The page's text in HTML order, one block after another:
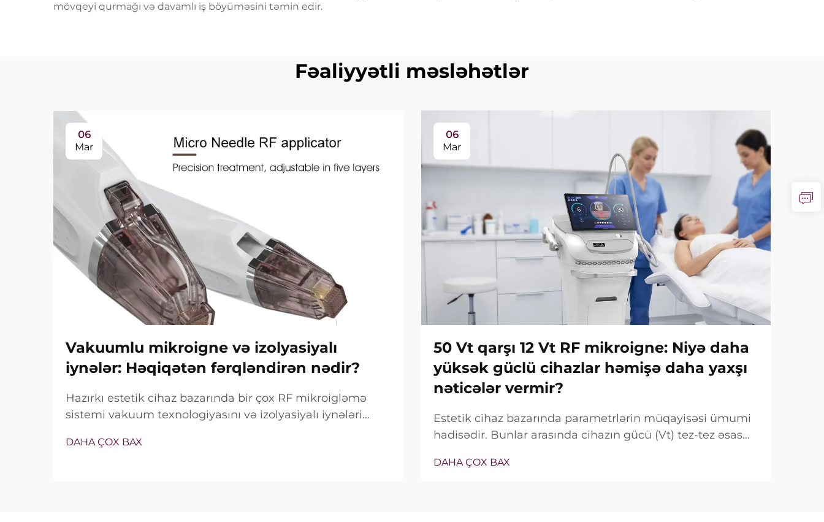
mövqeyi qurmağı və davamlı iş böyüməsini təmin edir.
Fəaliyyətli məsləhətlər
06
Mar
Vakuumlu mikroigne və izolyasiyalı
iynələr: Həqiqətən fərqləndirən nədir?
Hazırkı estetik cihaz bazarında bir çox RF mikroigləmə
sistemi vakuum texnologiyasını və izolyasiyalı iynələri
xüsusiyyətlərin mövcud olub-olmaması deyil, onların klinik
DAHA ÇOX BAX
06
Mar
50 Vt qarşı 12 Vt RF mikroigne: Niyə daha
yüksək güclü cihazlar həmişə daha yaxşı
nəticələr vermir?
Estetik cihaz bazarında parametrlərin müqayisəsi ümumi
hadisədir. Bunlar arasında cihazın gücü (Vt) tez-tez əsas
real vəziyyət tamamilə fərqlidir. Çox hallarda belə «güc»...
DAHA ÇOX BAX